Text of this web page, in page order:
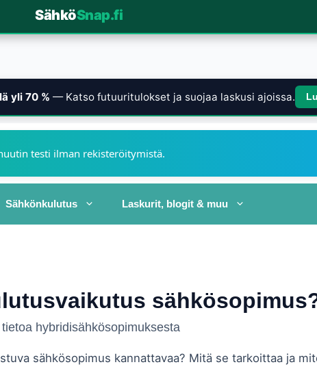
SähköSnap.fi
yli 70 % — Katso futuuritulokset ja suojaa laskusi ajoissa.
testi ilman rekisteröitymistä.
Sähkönkulutus Laskurit, blogit & muu
hybridisähkösopimuksesta
sähkösopimus kannattavaa? Mitä se tarkoittaa ja